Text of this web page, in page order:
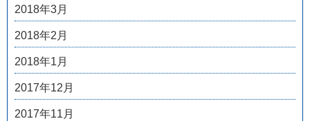
2018年3月
2018年2月
2018年1月
2017年12月
2017年11月